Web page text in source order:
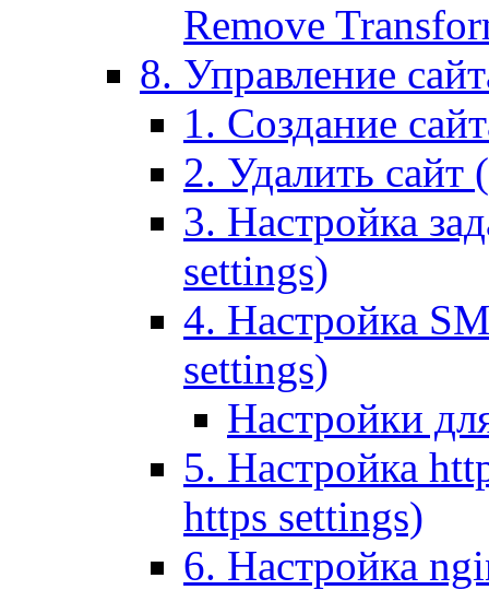
Remove
8. Управление
1. Создание
2. Удалить сайт
3. Настройка
settings)
4. Настройка
settings)
Настройки
5. Настройка
https settings)
6. Настройка